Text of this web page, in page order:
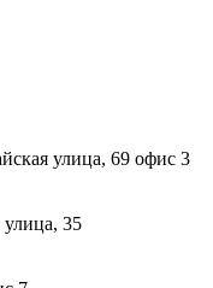
улица, 69 офис 3
улица, 35